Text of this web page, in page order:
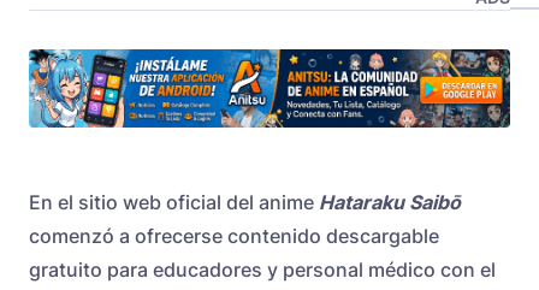
En el sitio web oficial del anime Hataraku Saibō
comenzó a ofrecerse contenido descargable
gratuito para educadores y personal médico con el